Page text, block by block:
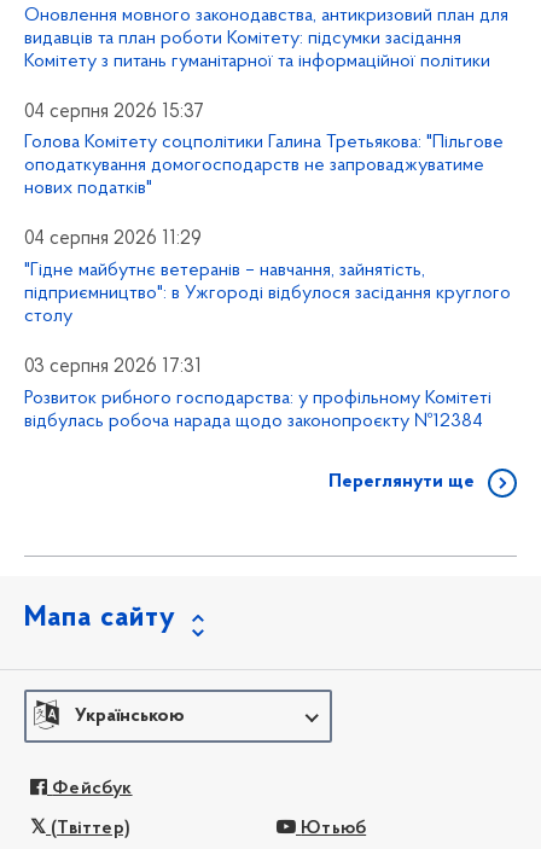
Оновлення мовного законодавства, антикризовий план для
видавців та план роботи Комітету: підсумки засідання
Комітету з питань гуманітарної та інформаційної політики
04 серпня 2026 15:37
Голова Комітету соцполітики Галина Третьякова: "Пільгове
оподаткування домогосподарств не запроваджуватиме
нових податків"
04 серпня 2026 11:29
"Гідне майбутнє ветеранів – навчання, зайнятість,
підприємництво": в Ужгороді відбулося засідання круглого
столу
03 серпня 2026 17:31
Розвиток рибного господарства: у профільному Комітеті
відбулась робоча нарада щодо законопроєкту №12384
Переглянути ще
Мапа сайту
Українською
Фейсбук
(Твіттер) Ютьюб